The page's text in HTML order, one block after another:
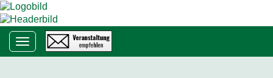
Toggle navigation